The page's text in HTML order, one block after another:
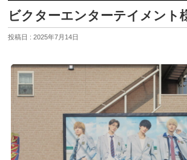
ビクターエンターテイメント
投稿日 : 2025年7月14日